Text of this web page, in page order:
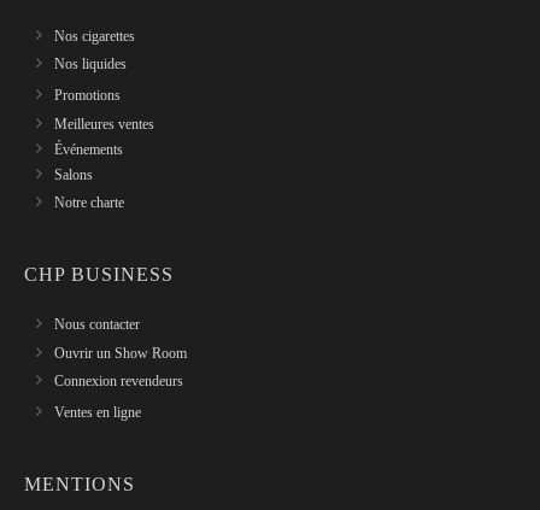
Nos cigarettes
Nos liquides
Promotions
Meilleures ventes
Événements
Salons
Notre charte
CHP BUSINESS
Nous contacter
Ouvrir un Show Room
Connexion revendeurs
Ventes en ligne
MENTIONS